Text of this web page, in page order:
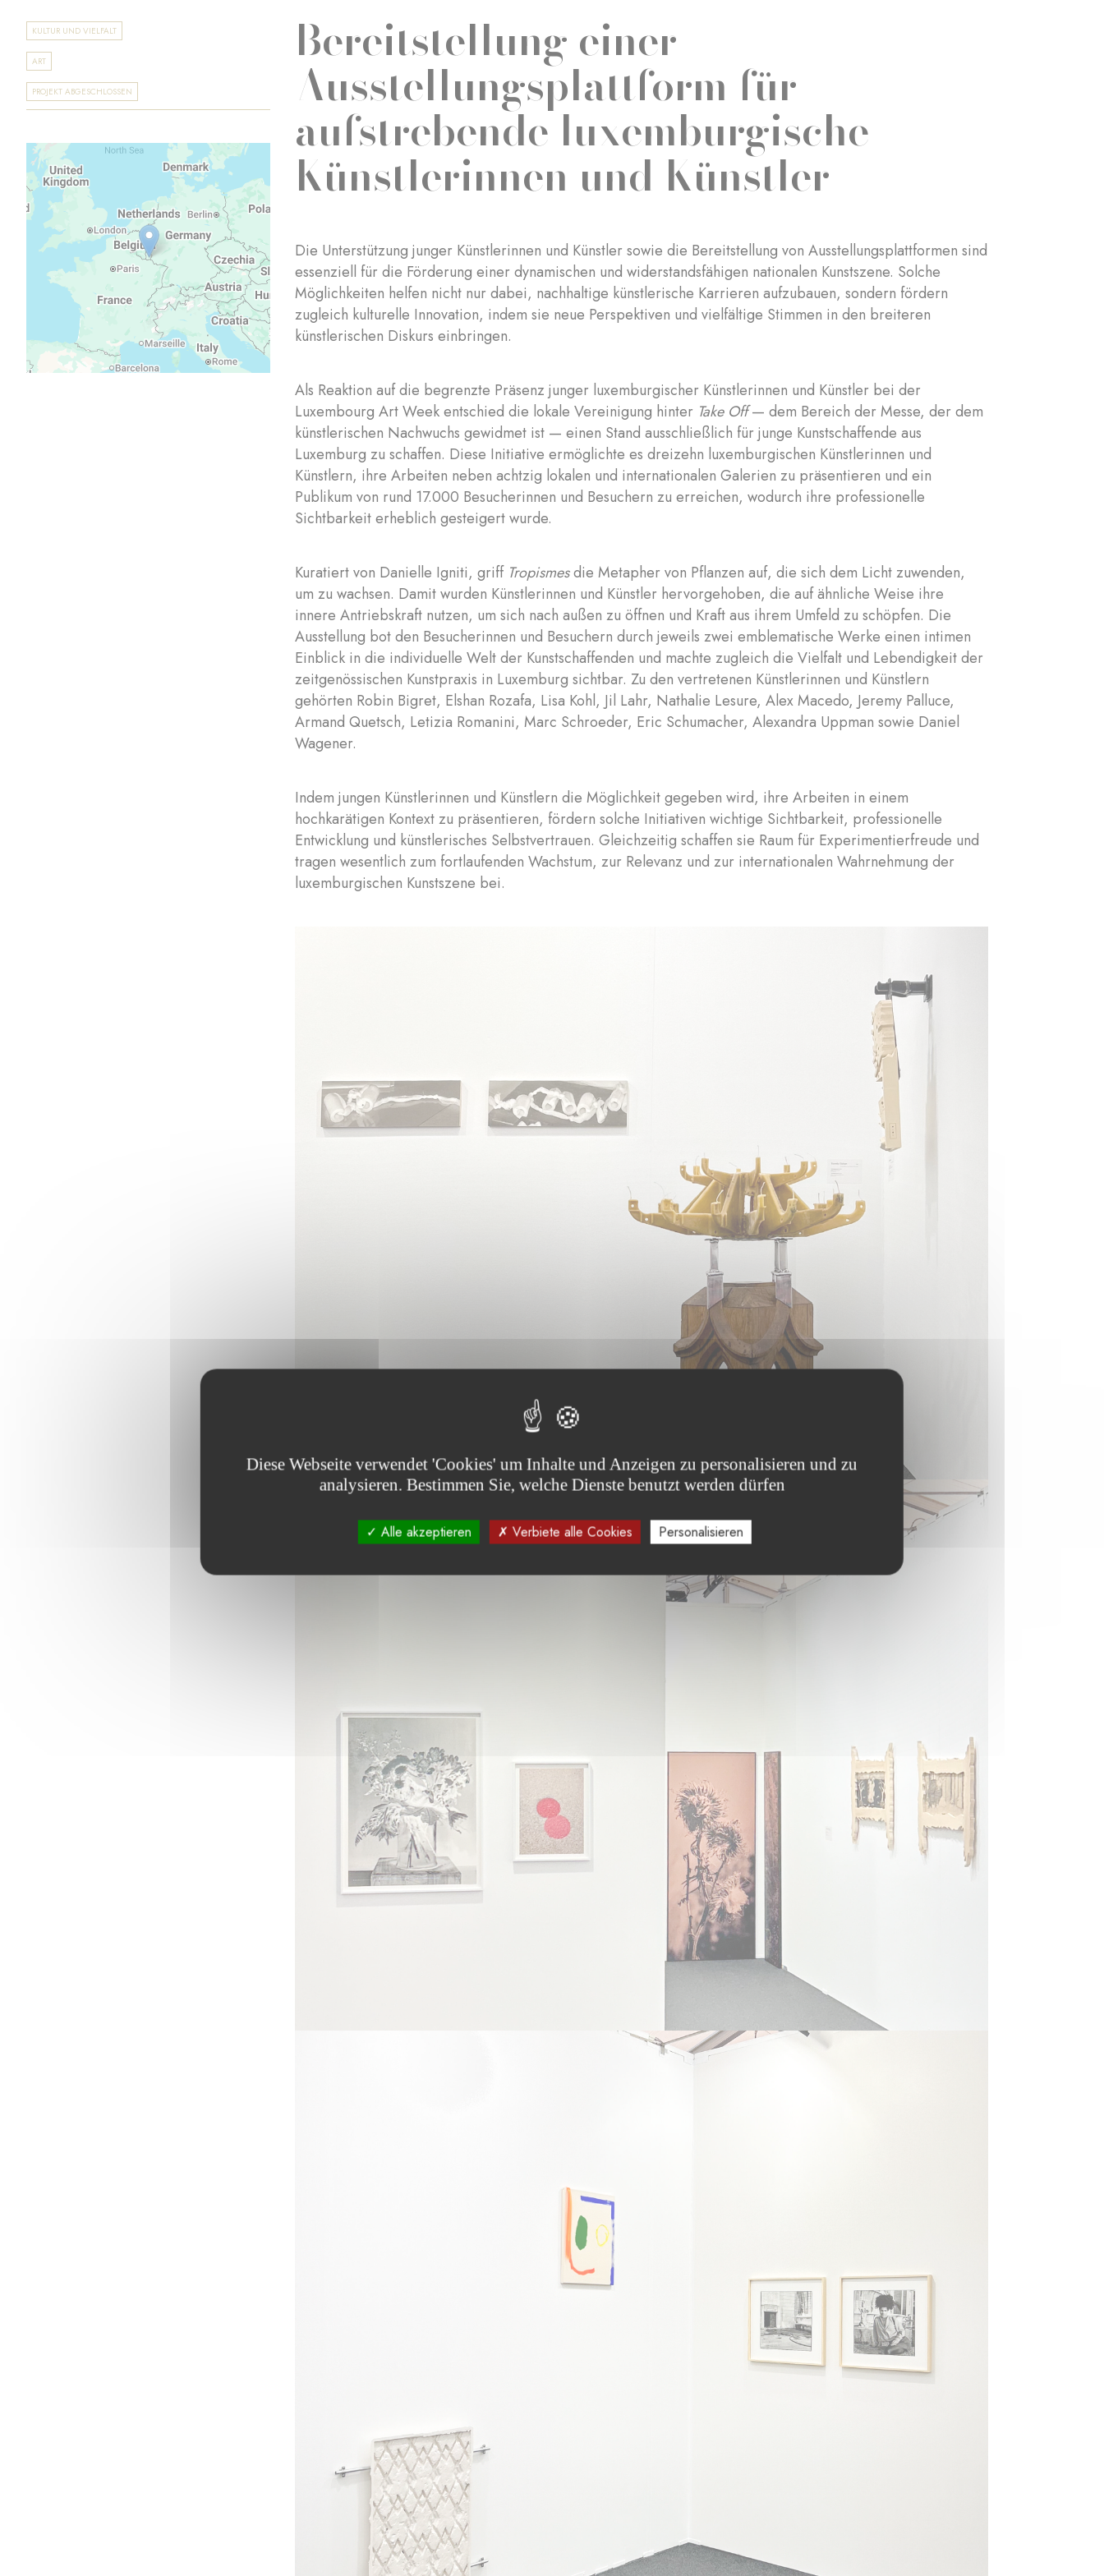
KULTUR UND VIELFALT
ART
PROJEKT ABGESCHLOSSEN
Bereitstellung einer
Ausstellungsplattform für
aufstrebende luxemburgische
Künstlerinnen und Künstler
Die Unterstützung junger Künstlerinnen und Künstler sowie die Bereitstellung von Ausstellungsplattformen sind
essenziell für die Förderung einer dynamischen und widerstandsfähigen nationalen Kunstszene. Solche
Möglichkeiten helfen nicht nur dabei, nachhaltige künstlerische Karrieren aufzubauen, sondern fördern
zugleich kulturelle Innovation, indem sie neue Perspektiven und vielfältige Stimmen in den breiteren
künstlerischen Diskurs einbringen.
Als Reaktion auf die begrenzte Präsenz junger luxemburgischer Künstlerinnen und Künstler bei der
Luxembourg Art Week entschied die lokale Vereinigung hinter Take Off— dem Bereich der Messe, der dem
künstlerischen Nachwuchs gewidmet ist — einen Stand ausschließlich für junge Kunstschaffende aus
Luxemburg zu schaffen. Diese Initiative ermöglichte es dreizehn luxemburgischen Künstlerinnen und
Künstlern, ihre Arbeiten neben achtzig lokalen und internationalen Galerien zu präsentieren und ein
Publikum von rund 17.000 Besucherinnen und Besuchern zu erreichen, wodurch ihre professionelle
Sichtbarkeit erheblich gesteigert wurde.
Kuratiert von Danielle Igniti, griff Tropismesdie Metapher von Pflanzen auf, die sich dem Licht zuwenden,
um zu wachsen. Damit wurden Künstlerinnen und Künstler hervorgehoben, die auf ähnliche Weise ihre
innere Antriebskraft nutzen, um sich nach außen zu öffnen und Kraft aus ihrem Umfeld zu schöpfen. Die
Ausstellung bot den Besucherinnen und Besuchern durch jeweils zwei emblematische Werke einen intimen
Einblick in die individuelle Welt der Kunstschaffenden und machte zugleich die Vielfalt und Lebendigkeit der
zeitgenössischen Kunstpraxis in Luxemburg sichtbar. Zu den vertretenen Künstlerinnen und Künstlern
gehörten Robin Bigret, Elshan Rozafa, Lisa Kohl, Jil Lahr, Nathalie Lesure, Alex Macedo, Jeremy Palluce,
Armand Quetsch, Letizia Romanini, Marc Schroeder, Eric Schumacher, Alexandra Uppman sowie Daniel
Wagener.
Indem jungen Künstlerinnen und Künstlern die Möglichkeit gegeben wird, ihre Arbeiten in einem
hochkarätigen Kontext zu präsentieren, fördern solche Initiativen wichtige Sichtbarkeit, professionelle
Entwicklung und künstlerisches Selbstvertrauen. Gleichzeitig schaffen sie Raum für Experimentierfreude und
tragen wesentlich zum fortlaufenden Wachstum, zur Relevanz und zur internationalen Wahrnehmung der
luxemburgischen Kunstszene bei.
Diese Webseite verwendet 'Cookies' um Inhalte und Anzeigen zu personalisieren und zu
analysieren. Bestimmen Sie, welche Dienste benutzt werden dürfen
Alle akzeptieren Verbiete alle Cookies Personalisieren